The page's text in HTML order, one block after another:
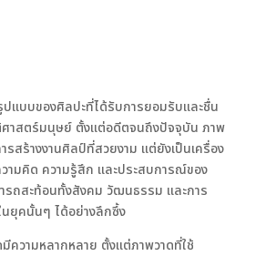
ปแบบของศิลปะที่ได้รับการยอมรับและชื่น
าสตร์มนุษย์ ตั้งแต่อดีตจนถึงปัจจุบัน ภาพ
รสร้างงานศิลป์ที่สวยงาม แต่ยังเป็นเครื่อง
ามคิด ความรู้สึก และประสบการณ์ของ
รถสะท้อนทั้งสังคม วัฒนธรรม และการ
ยุคนั้นๆ ได้อย่างลึกซึ้ง
มีความหลากหลาย ตั้งแต่ภาพวาดที่ใช้